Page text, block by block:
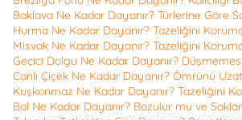
Baklava Ne Kadar Dayanır? Türlerine Göre
Hurma Ne Kadar Dayanır? Tazeliğini
Misvak Ne Kadar Dayanır? Tazeliğini
Geçici Dolgu Ne Kadar Dayanır?
Canlı Çiçek Ne Kadar Dayanır? Ömrünü
Kuşkonmaz Ne Kadar Dayanır? Tazeliğini
Bal Ne Kadar Dayanır? Bozulur mu ve